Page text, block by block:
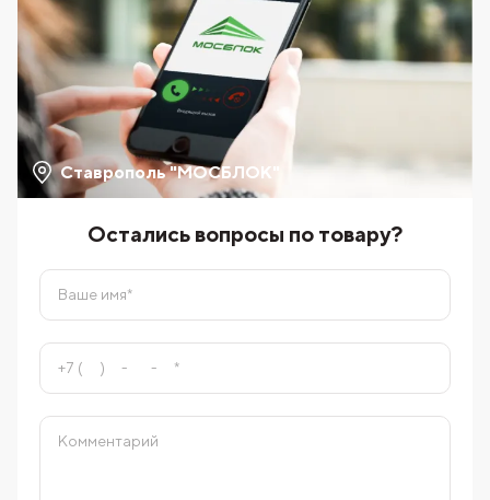
Ставрополь "МОСБЛОК"
Остались вопросы по товару?